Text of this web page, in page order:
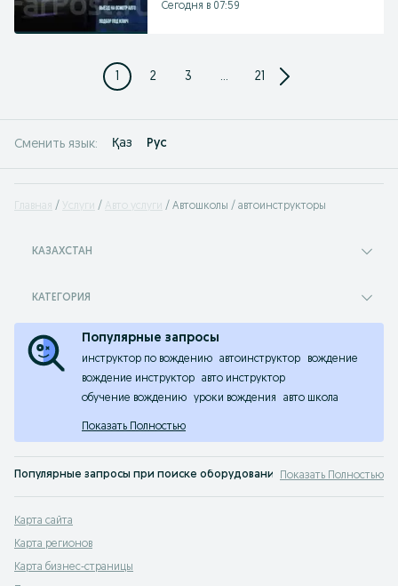
Сегодня в 07:59
1 2 3 ... 21
Сменить язык: Қаз Рус
Главная Услуги Авто услуги Автошколы / автоинструкторы
КАЗАХСТАН
КАТЕГОРИЯ
Популярные запросы
инструктор по вождению автоинструктор
вождение
вождение инструктор
авто инструктор
обучение вождению
уроки вождения авто школа
Показать Полностью
Популярные запросы при поиске оборудования для бизнеса:
Всё, что нужно для вашего бизнеса, вы можете найти у нас:аппарат для
Показать Полностью
Карта сайта
Карта регионов
Карта бизнес-страницы